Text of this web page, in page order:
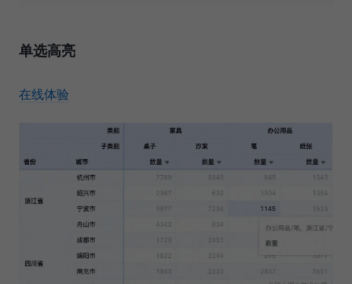
单选高亮
在线体验